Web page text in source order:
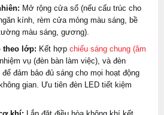
Mở rộng cửa sổ (nếu cấu trúc cho
kính, rèm cửa mỏng màu sáng, bề
màu sáng, gương).
theo lớp: Kết hợp chiếu sáng chung (âm
vụ (đèn bàn làm việc), và đèn
đảm bảo đủ sáng cho mọi hoạt động
gian. Ưu tiên đèn LED tiết kiệm